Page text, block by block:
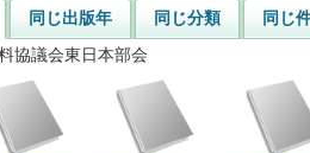
同じ出版年 同じ分類
同じ
協議会東日本部会